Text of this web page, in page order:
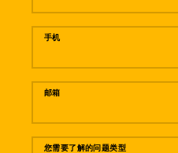
手机
邮箱
您需要了解的问题类型